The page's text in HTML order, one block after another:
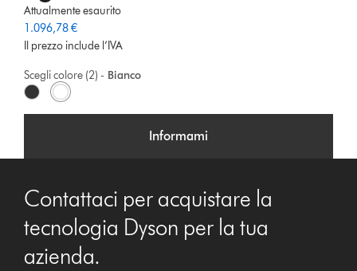
Attualmente esaurito
1.096,78 €
Il prezzo include l’IVA
Bianco
Scegli colore (2) -
NichelBianco
Informami
Contattaci per acquistare la
tecnologia Dyson per la tua
azienda.